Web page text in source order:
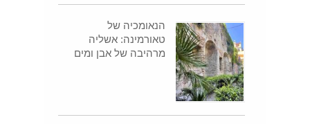
הנאומכיה של
טאורמינה: אשליה
מרהיבה של אבן ומים